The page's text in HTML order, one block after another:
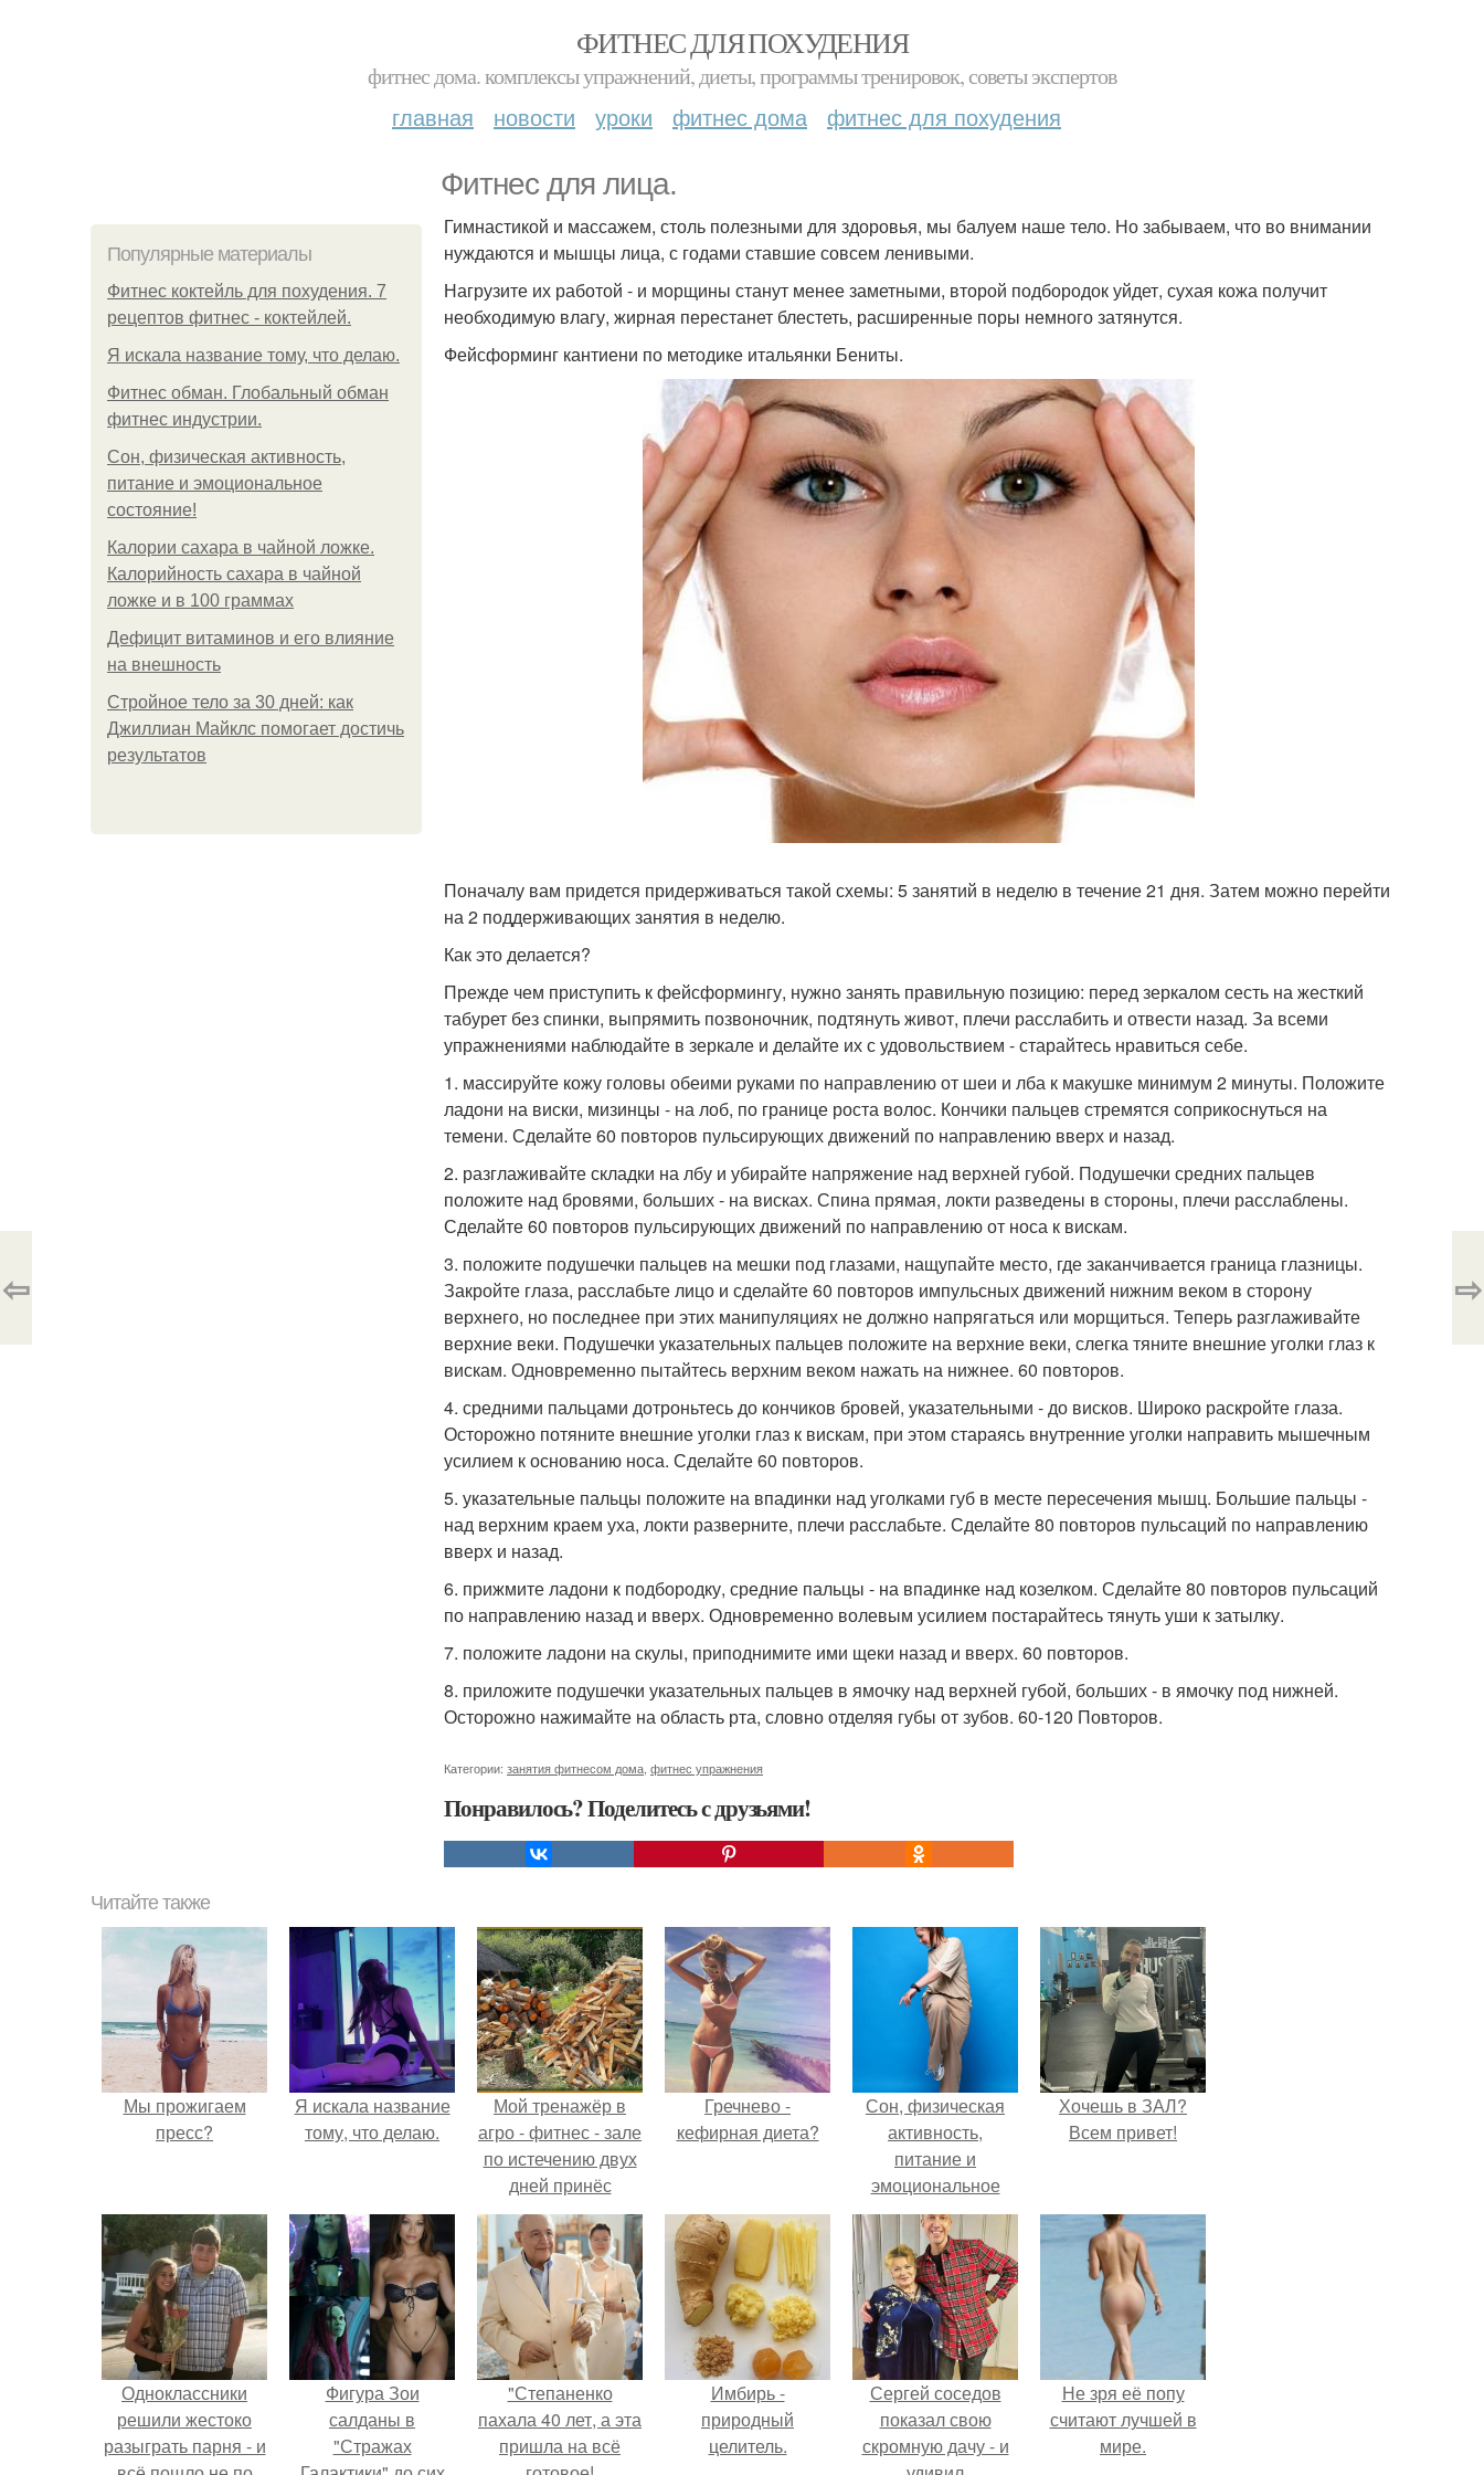
ФИТНЕС ДЛЯ ПОХУДЕНИЯ
фитнес дома. комплексы упражнений, диеты, программы тренировок, советы экспертов
главная новости уроки фитнес дома фитнес для похудения
Фитнес для лица.
Популярные материалы
Фитнес коктейль для похудения. 7
рецептов фитнес - коктейлей.
Я искала название тому, что делаю.
Фитнес обман. Глобальный обман
фитнес индустрии.
Сон, физическая активность,
питание и эмоциональное
состояние!
Калории сахара в чайной ложке.
Калорийность сахара в чайной
ложке и в 100 граммах
Дефицит витаминов и его влияние
на внешность
Стройное тело за 30 дней: как
Джиллиан Майклс помогает достичь
результатов
Гимнастикой и массажем, столь полезными для здоровья, мы балуем наше тело. Но забываем, что во внимании
нуждаются и мышцы лица, с годами ставшие совсем ленивыми.
Нагрузите их работой - и морщины станут менее заметными, второй подбородок уйдет, сухая кожа получит
необходимую влагу, жирная перестанет блестеть, расширенные поры немного затянутся.
Фейсформинг кантиени по методике итальянки Бениты.
Поначалу вам придется придерживаться такой схемы: 5 занятий в неделю в течение 21 дня. Затем можно перейти
на 2 поддерживающих занятия в неделю.
Как это делается?
Прежде чем приступить к фейсформингу, нужно занять правильную позицию: перед зеркалом сесть на жесткий
табурет без спинки, выпрямить позвоночник, подтянуть живот, плечи расслабить и отвести назад. За всеми
упражнениями наблюдайте в зеркале и делайте их с удовольствием - старайтесь нравиться себе.
1. массируйте кожу головы обеими руками по направлению от шеи и лба к макушке минимум 2 минуты. Положите
ладони на виски, мизинцы - на лоб, по границе роста волос. Кончики пальцев стремятся соприкоснуться на
темени. Сделайте 60 повторов пульсирующих движений по направлению вверх и назад.
2. разглаживайте складки на лбу и убирайте напряжение над верхней губой. Подушечки средних пальцев
положите над бровями, больших - на висках. Спина прямая, локти разведены в стороны, плечи расслаблены.
Сделайте 60 повторов пульсирующих движений по направлению от носа к вискам.
3. положите подушечки пальцев на мешки под глазами, нащупайте место, где заканчивается граница глазницы.
Закройте глаза, расслабьте лицо и сделайте 60 повторов импульсных движений нижним веком в сторону
верхнего, но последнее при этих манипуляциях не должно напрягаться или морщиться. Теперь разглаживайте
верхние веки. Подушечки указательных пальцев положите на верхние веки, слегка тяните внешние уголки глаз к
вискам. Одновременно пытайтесь верхним веком нажать на нижнее. 60 повторов.
4. средними пальцами дотроньтесь до кончиков бровей, указательными - до висков. Широко раскройте глаза.
Осторожно потяните внешние уголки глаз к вискам, при этом стараясь внутренние уголки направить мышечным
усилием к основанию носа. Сделайте 60 повторов.
5. указательные пальцы положите на впадинки над уголками губ в месте пересечения мышц. Большие пальцы -
над верхним краем уха, локти разверните, плечи расслабьте. Сделайте 80 повторов пульсаций по направлению
вверх и назад.
6. прижмите ладони к подбородку, средние пальцы - на впадинке над козелком. Сделайте 80 повторов пульсаций
по направлению назад и вверх. Одновременно волевым усилием постарайтесь тянуть уши к затылку.
7. положите ладони на скулы, приподнимите ими щеки назад и вверх. 60 повторов.
8. приложите подушечки указательных пальцев в ямочку над верхней губой, больших - в ямочку под нижней.
Осторожно нажимайте на область рта, словно отделяя губы от зубов. 60-120 Повторов.
Категории: занятия фитнесом дома фитнес упражнения
Понравилось? Поделитесь с друзьями!
⇦ ⇨
Читайте также
Мы прожигаем
пресс?
Я искала название
тому, что делаю.
Мой тренажёр в
агро - фитнес - зале
по истечению двух
дней принёс
ощутимый
результат.
Гречнево -
кефирная диета?
Сон, физическая
активность,
питание и
эмоциональное
состояние!
Хочешь в ЗАЛ?
Всем привет!
Одноклассники
решили жестоко
разыграть парня - и
Фигура Зои
салданы в
"Стражах
"Степаненко
пахала 40 лет, а эта
пришла на всё
Имбирь -
природный
целитель.
Сергей соседов
показал свою
скромную дачу - и
Не зря её попу
считают лучшей в
мире.